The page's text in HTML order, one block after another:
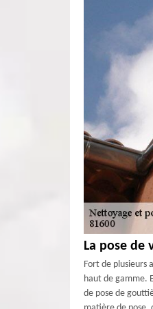
La pose de
Fort de plusieurs
haut de gamme.
de pose de